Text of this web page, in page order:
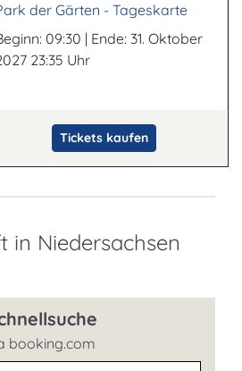
der Gärten - Tageskarte
09:30 | Ende: 31. Oktober
23:35 Uhr
Tickets kaufen
in Niedersachsen
booking.com